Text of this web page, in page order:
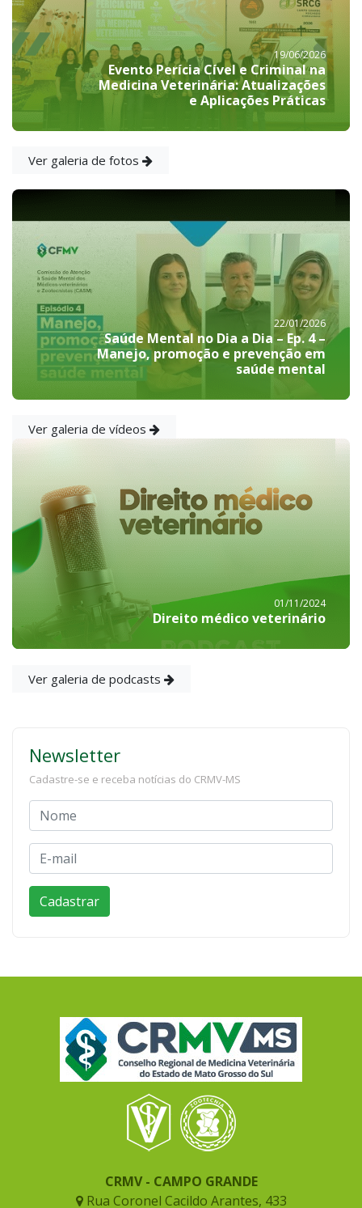
19/06/2026
Evento Perícia Cível e Criminal na
Medicina Veterinária: Atualizações
e Aplicações Práticas
Ver galeria de fotos
22/01/2026
Saúde Mental no Dia a Dia – Ep. 4 –
Manejo, promoção e prevenção em
saúde mental
Ver galeria de vídeos
01/11/2024
Direito médico veterinário
Ver galeria de podcasts
Newsletter
Cadastre-se e receba notícias do CRMV-MS
CRMV - CAMPO GRANDE
Rua Coronel Cacildo Arantes, 433